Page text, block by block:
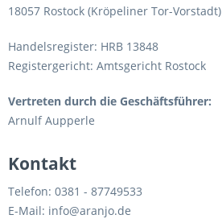
18057 Rostock (Kröpeliner Tor-Vorstadt)
Handelsregister: HRB 13848
Registergericht: Amtsgericht Rostock
Vertreten durch die Geschäftsführer:
Arnulf Aupperle
Kontakt
Telefon: 0381 - 87749533
E-Mail: info@aranjo.de